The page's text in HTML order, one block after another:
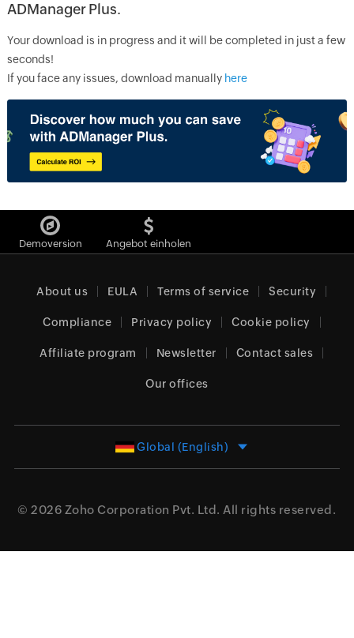
ADManager Plus.
Your download is in progress and it will be completed in just a few
seconds!
If you face any issues, download manually here
Demoversion Angebot einholen
About us EULA Terms of service Security
Compliance Privacy policy Cookie policy
Affiliate program Newsletter Contact sales
Our offices
Global (English)
© 2026 Zoho Corporation Pvt. Ltd. All rights reserved.